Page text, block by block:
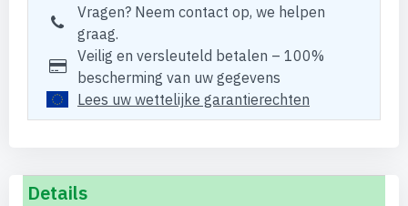
Vragen? Neem contact op, we helpen
graag.
Veilig en versleuteld betalen – 100%
bescherming van uw gegevens
Lees uw wettelijke garantierechten
Details